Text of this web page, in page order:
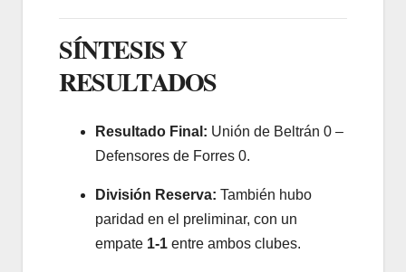
SÍNTESIS Y
RESULTADOS
Resultado Final: Unión de Beltrán 0 –
Defensores de Forres 0.
División Reserva: También hubo
paridad en el preliminar, con un
empate 1-1 entre ambos clubes.